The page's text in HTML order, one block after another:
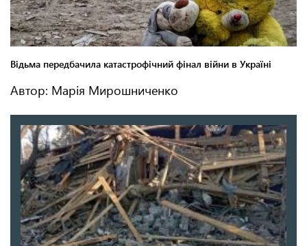
Автор: Марія Мирошниченко